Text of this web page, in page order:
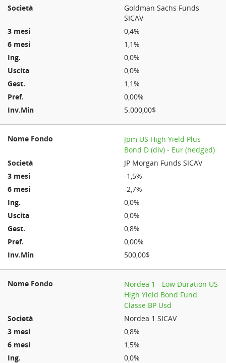
Goldman Sachs Funds
SICAV
0,4%
1,1%
0,0%
0,0%
1,1%
0,00%
5.000,00$
Jpm US High Yield Plus
Bond D (div) - Eur (hedged)
JP Morgan Funds SICAV
-1,5%
-2,7%
0,0%
0,0%
0,8%
0,00%
500,00$
Nordea 1 - Low Duration US
High Yield Bond Fund
Classe BP Usd
Nordea 1 SICAV
0,8%
1,5%
0,0%